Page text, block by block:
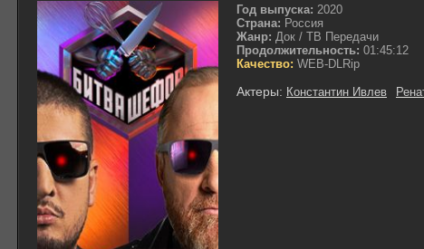
Год выпуска: 2020
Страна: Россия
Жанр: Док / ТВ Передачи
Продолжительность: 01:45:12
Качество: WEB-DLRip
Актеры: Константин Ивлев